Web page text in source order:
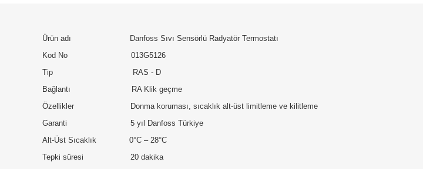
Ürün adı Danfoss Sıvı Sensörlü Radyatör Termostatı
Kod No 013G5126
Tip RAS - D
Bağlantı RA Klik geçme
Özellikler Donma koruması, sıcaklık alt-üst limitleme ve kilitleme
Garanti 5 yıl Danfoss Türkiye
Alt-Üst Sıcaklık 0°C – 28°C
Tepki süresi 20 dakika